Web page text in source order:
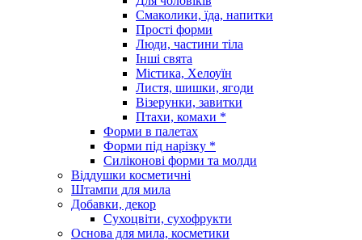
Смаколики, їда, напитки
Прості форми
Люди, частини тіла
Інші свята
Містика, Хелоуїн
Листя, шишки, ягоди
Візерунки, завитки
Птахи, комахи *
Форми в палетах
Форми під нарізку *
Силіконові форми та молди
Віддушки косметичні
Штампи для мила
Добавки, декор
Сухоцвіти, сухофрукти
Основа для мила, косметики